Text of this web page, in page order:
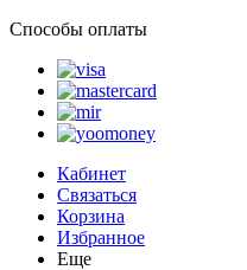
Способы оплаты
Кабинет
Связаться
Корзина
Избранное
Еще